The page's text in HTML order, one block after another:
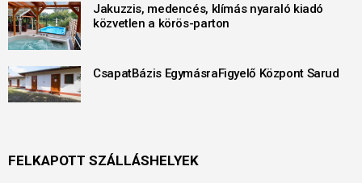
Jakuzzis, medencés, klímás nyaraló kiadó
közvetlen a körös-parton
CsapatBázis EgymásraFigyelő Központ Sarud
FELKAPOTT SZÁLLÁSHELYEK